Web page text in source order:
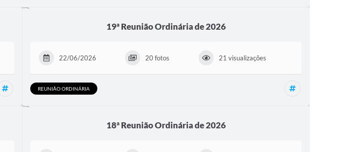
Reunião Ordinária, Reuniões
19ª Reunião Ordinária de 2026
22/06/2026 20 fotos 21 visualizações
REUNIÃO ORDINÁRIA
18ª Reunião Ordinária de 2026